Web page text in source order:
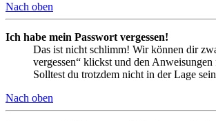
Nach oben
Ich habe mein Passwort vergessen!
Das ist nicht schlimm! Wir können dir
vergessen“ klickst und den
Solltest du trotzdem nicht in der Lage
Nach oben